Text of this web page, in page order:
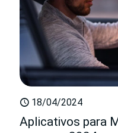
18/04/2024
Aplicativos para